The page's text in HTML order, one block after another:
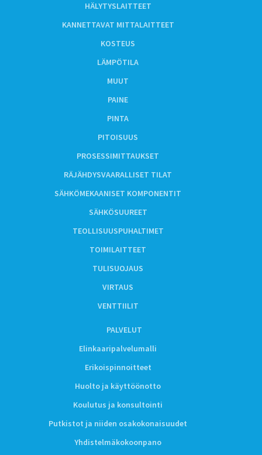
HÄLYTYSLAITTEET
KANNETTAVAT MITTALAITTEET
KOSTEUS
LÄMPÖTILA
MUUT
PAINE
PINTA
PITOISUUS
PROSESSIMITTAUKSET
RÄJÄHDYSVAARALLISET TILAT
SÄHKÖMEKAANISET KOMPONENTIT
SÄHKÖSUUREET
TEOLLISUUSPUHALTIMET
TOIMILAITTEET
TULISUOJAUS
VIRTAUS
VENTTIILIT
PALVELUT
Elinkaaripalvelumalli
Erikoispinnoitteet
Huolto ja käyttöönotto
Koulutus ja konsultointi
Putkistot ja niiden osakokonaisuudet
Yhdistelmäkokoonpano